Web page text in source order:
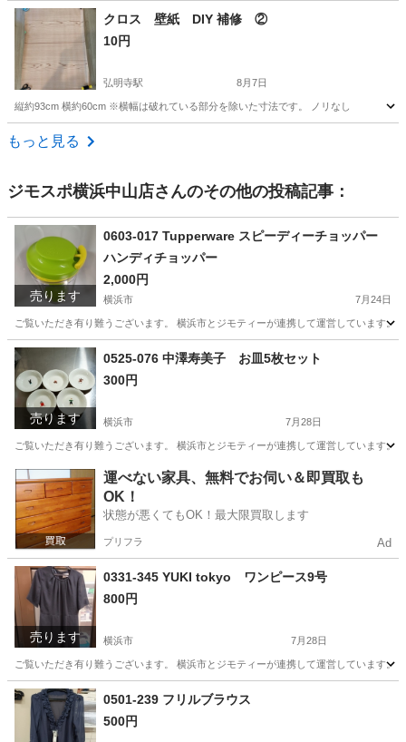
神奈川 横浜市 弘明寺駅 壁紙
クロス 壁紙 DIY 補修 ②
10円
弘明寺駅 8月7日
縦約93cm 横約60cm ※横幅は破れている部分を除いた寸法です。 ノリなし
神奈川 横浜市
もっと見る
ジモスポ横浜中山店さんのその他の投稿記事：
売ります
0603-017 Tupperware スピーディーチョッパー
ハンディチョッパー
2,000円
横浜市 7月24日
ご覧いただき有り難うございます。 横浜市とジモティーが連携して運営していま
神奈川 横浜市 リユース
売ります
0525-076 中澤寿美子 お皿5枚セット
300円
横浜市 7月28日
ご覧いただき有り難うございます。 横浜市とジモティーが連携して運営していま
神奈川 横浜市 食器 リユース
運べない家具、無料でお伺い＆即買取も
OK！
状態が悪くてもOK！最大限買取します
プリフラ Ad
売ります
0331-345 YUKI tokyo ワンピース9号
800円
横浜市 7月28日
ご覧いただき有り難うございます。 横浜市とジモティーが連携して運営していま
神奈川 横浜市 服/ファッション
0501-239 フリルブラウス
500円